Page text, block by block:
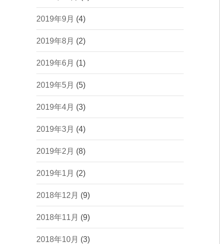
2019年9月 (4)
2019年8月 (2)
2019年6月 (1)
2019年5月 (5)
2019年4月 (3)
2019年3月 (4)
2019年2月 (8)
2019年1月 (2)
2018年12月 (9)
2018年11月 (9)
2018年10月 (3)